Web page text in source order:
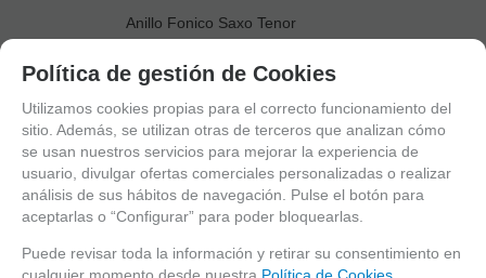
Anillo Fonico Saxo Tenor
Boquillas
Boquilleros
Cañas
Cortacañas
Deflector Saxo Tenor
Política de gestión de Cookies
Utilizamos cookies propias para el correcto funcionamiento del
sitio. Además, se utilizan otras de terceros que analizan cómo
se usan nuestros servicios para mejorar la experiencia de
usuario, divulgar ofertas comerciales personalizadas o realizar
análisis de sus hábitos de navegación. Pulse el botón para
aceptarlas o “Configurar” para poder bloquearlas.
Puede revisar toda la información y retirar su consentimiento en